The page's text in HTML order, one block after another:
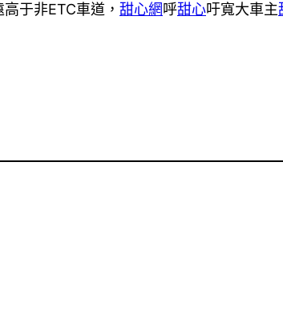
于非ETC車道， 甜心網呼甜心吁寬大車主